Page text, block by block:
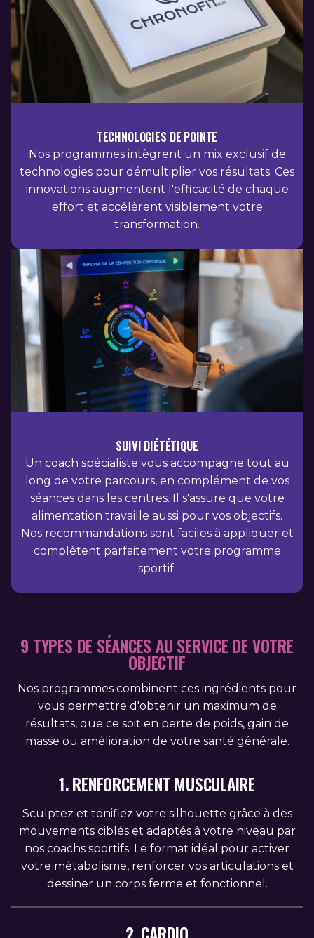
TECHNOLOGIES DE POINTE
Nos programmes intègrent un mix exclusif de
technologies pour démultiplier vos résultats. Ces
innovations augmentent l'efficacité de chaque
effort et accélèrent visiblement votre
transformation.
SUIVI DIÉTÉTIQUE
Un coach spécialiste vous accompagne tout au
long de votre parcours, en complément de vos
séances dans les centres. Il s'assure que votre
alimentation travaille aussi pour vos objectifs.
Nos recommandations sont faciles à appliquer et
complètent parfaitement votre programme
sportif.
9 TYPES DE SÉANCES AU SERVICE DE VOTRE
OBJECTIF
Nos programmes combinent ces ingrédients pour
vous permettre d'obtenir un maximum de
résultats, que ce soit en perte de poids, gain de
masse ou amélioration de votre santé générale.
1. RENFORCEMENT MUSCULAIRE
Sculptez et tonifiez votre silhouette grâce à des
mouvements ciblés et adaptés à votre niveau par
nos coachs sportifs. Le format idéal pour activer
votre métabolisme, renforcer vos articulations et
dessiner un corps ferme et fonctionnel.